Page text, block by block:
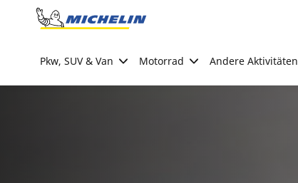
Go to page content
Pkw, SUV & Van Motorrad Andere Aktivitäten